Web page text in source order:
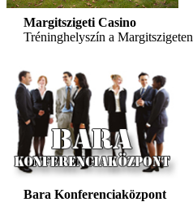
Margitszigeti Casino
Tréninghelyszín a Margitszigeten
Bara Konferenciaközpont